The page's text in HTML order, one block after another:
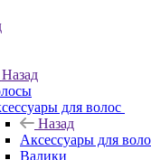
Назад
для волос
Назад
Аксессуары для
Валики